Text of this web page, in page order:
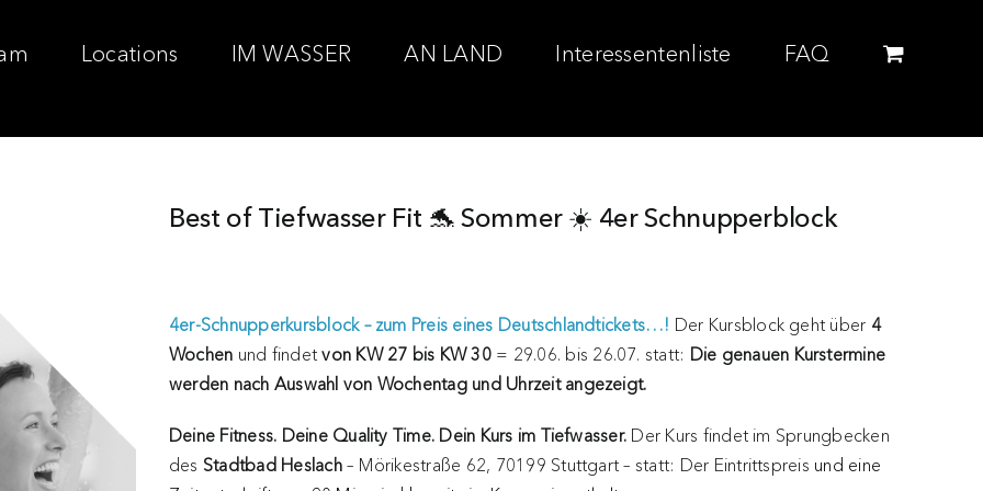
Locations IM WASSER AN LAND Interessentenliste FAQ
Best of Tiefwasser Fit 🐬 Sommer ☀️ 4er Schnupperblock
4er-Schnupperkursblock – zum Preis eines Deutschlandtickets…! Der Kursblock geht über 4
Wochen und findetvon KW 27 bis KW 30= 29.06. bis 26.07. statt: Die genauen Kurstermine
werden nach Auswahl von Wochentag und Uhrzeit angezeigt.
Deine Fitness. Deine Quality Time. Dein Kurs im Tiefwasser. Der Kurs findet im Sprungbecken
des Stadtbad Heslach– Mörikestraße 62, 70199 Stuttgart – statt: Der Eintrittspreis und eine